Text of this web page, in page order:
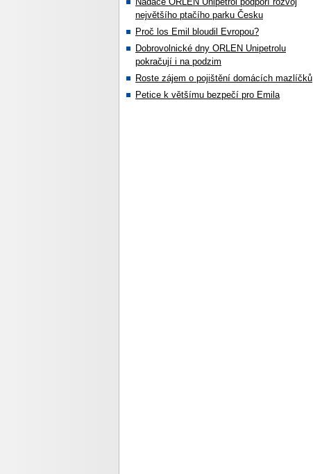
největšího ptačího parku Česku
Proč los Emil bloudil Evropou?
Dobrovolnické dny ORLEN Unipetrolu
pokračují i na podzim
Roste zájem o pojištění domácích mazlíčků
Petice k většímu bezpečí pro Emila